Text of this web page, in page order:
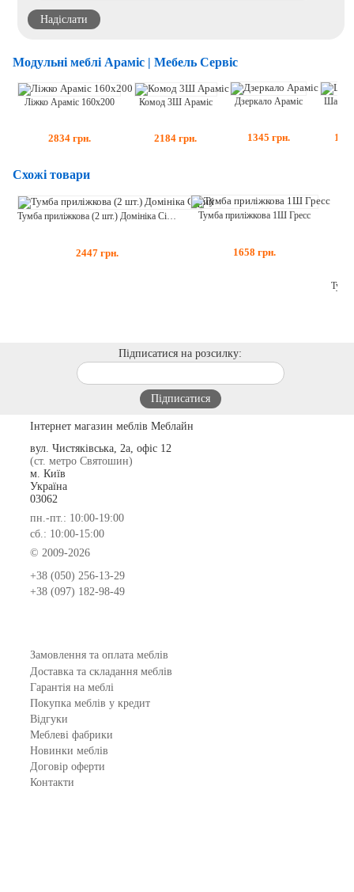
Модульні меблі Араміс | Мебель Сервіс
Ліжко Араміс 160х200
2834 грн.
Комод 3Ш Араміс
2184 грн.
Дзеркало Араміс
1345 грн.
Шафа
Схожі товари
2447 грн.
Тумба приліжкова 1Ш Гресс
1658 грн.
Підписатися на розсилку:
Інтернет магазин меблів Меблайн
вул. Чистяківська, 2а, офіс 12
(ст. метро Святошин)
м. Київ
Україна
03062
пн.-пт.: 10:00-19:00
сб.: 10:00-15:00
© 2009-2026
+38 (050) 256-13-29
+38 (097) 182-98-49
Замовлення та оплата меблів
Доставка та складання меблів
Гарантія на меблі
Покупка меблів у кредит
Відгуки
Меблеві фабрики
Новинки меблів
Договір оферти
Контакти